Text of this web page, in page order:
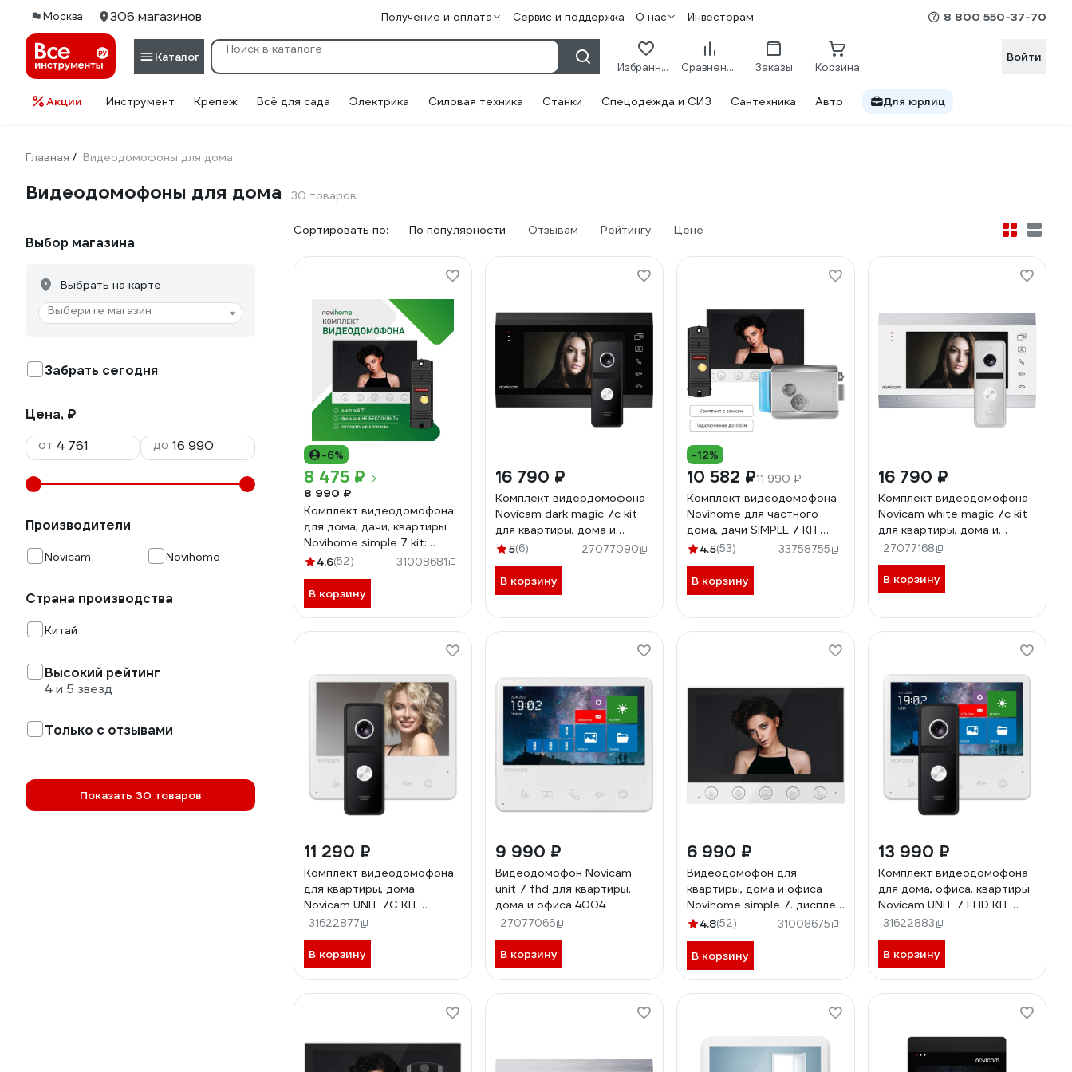
Москва 306 магазинов Получение и оплата Сервис и поддержка О нас Инвесторам 8 800 550-37-70
Каталог
Избранное Сравнение Заказы Корзина
Войти
Акции Инструмент Крепеж Всё для сада Электрика Силовая техника Станки Спецодежда и СИЗ Сантехника Авто Для юрлиц
Главная / Видеодомофоны для дома
Видеодомофоны для дома 30 товаров
Выбор магазина
Выбрать на карте
Выберите магазин
Забрать сегодня
Цена, ₽
от
до
Производители
Novicam Novihome
Страна производства
Китай
Высокий рейтинг
4 и 5 звезд
Только с отзывами
Показать 30 товаров
Сортировать по: По популярности Отзывам Рейтингу Цене
-6%
8 475 ₽
8 990 ₽
Комплект видеодомофона
для дома, дачи, квартиры
Novihome simple 7 kit:
монитор и вызывная панель
4.6(52) 31008681
В корзину
16 790 ₽
Комплект видеодомофона
Novicam dark magic 7c kit
для квартиры, дома и
офиса 4222
5(6) 27077090
В корзину
-12%
10 582 ₽11 990 ₽
Комплект видеодомофона
Novihome для частного
дома, дачи SIMPLE 7 KIT
PLUS: монитор, вызывная
электромеханический
замок 4379
4.5(53) 33758755
В корзину
16 790 ₽
Комплект видеодомофона
Novicam white magic 7c kit
для квартиры, дома и
офиса 4221
27077168
В корзину
11 290 ₽
Комплект видеодомофона
для квартиры, дома
Novicam UNIT 7C KIT
работа с подъездным
домофоном Vizit, Cyfral,
Eltis без дополнительного
оборудования, поддержка
сигнала HOOK 4905
31622877
В корзину
9 990 ₽
Видеодомофон Novicam
unit 7 fhd для квартиры,
дома и офиса 4004
27077066
В корзину
6 990 ₽
Видеодомофон для
квартиры, дома и офиса
Novihome simple 7. дисплей
7" 4377
4.8(52) 31008675
В корзину
13 990 ₽
Комплект видеодомофона
для дома, офиса, квартиры
Novicam UNIT 7 FHD KIT
домофон и вызывная
панель, запись фото/видео,
работа с подъездным
домофоном через мск/мсц
c поддержкой HOOK 4111
31622883
В корзину